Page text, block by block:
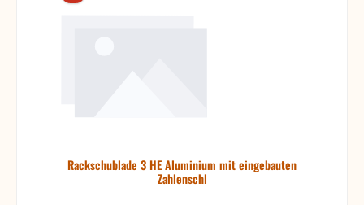
Rackschublade 3 HE Aluminium mit eingebauten
Zahlenschl